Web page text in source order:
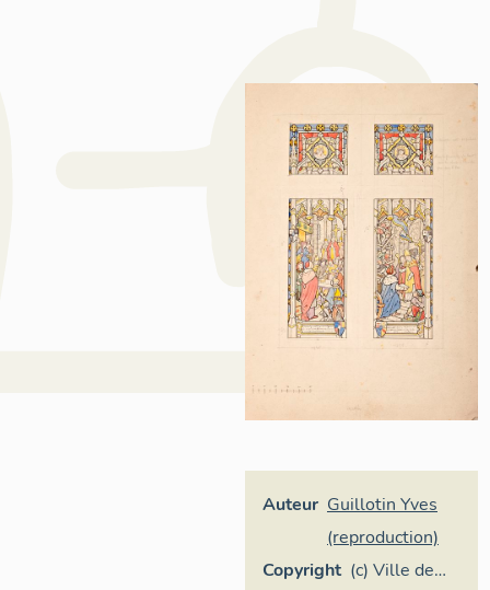
Auteur Guillotin Yves
(reproduction)
Copyright (c) Ville de